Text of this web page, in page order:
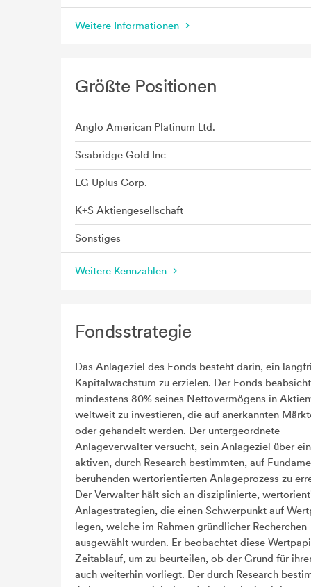
Weitere Informationen
Größte Positionen
Anglo American Platinum Ltd.
Seabridge Gold Inc
LG Uplus Corp.
K+S Aktiengesellschaft
Sonstiges
Weitere Kennzahlen
Fondsstrategie
Das Anlageziel des Fonds besteht darin, ein
Kapitalwachstum zu erzielen. Der Fonds
mindestens 80% seines Nettovermögens in
weltweit zu investieren, die auf anerkannten
oder gehandelt werden. Der untergeordnete
Anlageverwalter versucht, sein Anlageziel über
aktiven, durch Research bestimmten, auf
beruhenden wertorientierten Anlageprozess zu
Der Verwalter hält sich an disziplinierte,
Anlagestrategien, die einen Schwerpunkt auf
legen, welche im Rahmen gründlicher Recherchen
ausgewählt wurden. Er beobachtet diese
Zeitablauf, um zu beurteilen, ob der Grund für
auch weiterhin vorliegt. Der durch Research